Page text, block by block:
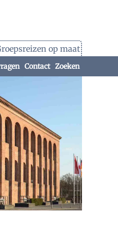
op maat
Contact Zoeken